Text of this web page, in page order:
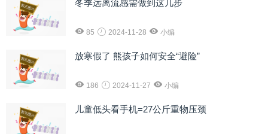
冬季远离流感需做到这几步
85 2024-11-28 小编
放寒假了 熊孩子如何安全“避险”
186 2024-11-27 小编
儿童低头看手机=27公斤重物压颈